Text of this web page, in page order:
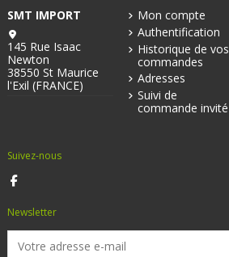
SMT IMPORT
145 Rue Isaac
Newton
38550 St Maurice
l'Exil (FRANCE)
Mon compte
Authentification
Historique de vos
commandes
Adresses
Suivi de
commande invité
Suivez-nous
Newsletter